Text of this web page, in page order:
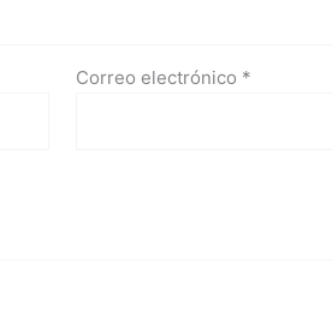
Correo electrónico *